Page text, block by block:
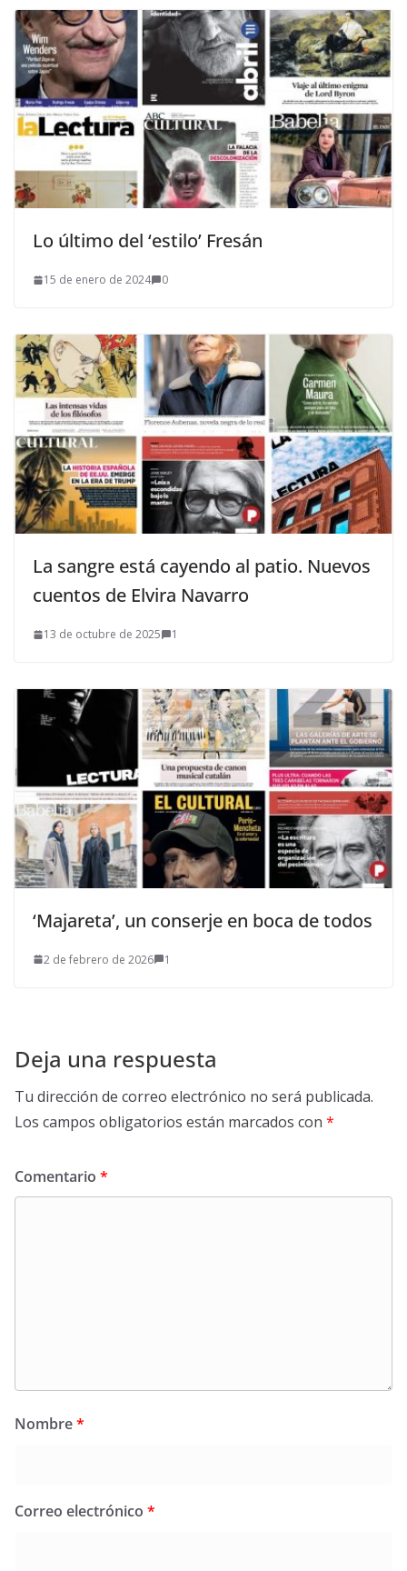
Lo último del ‘estilo’ Fresán
15 de enero de 2024 0
La sangre está cayendo al patio. Nuevos
cuentos de Elvira Navarro
13 de octubre de 2025 1
‘Majareta’, un conserje en boca de todos
2 de febrero de 2026 1
Deja una respuesta
Tu dirección de correo electrónico no será publicada.
Los campos obligatorios están marcados con *
Comentario *
Nombre*
Correo electrónico *